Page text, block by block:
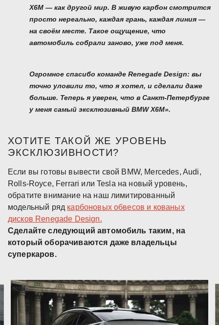
X6M — как другой мир. В живую карбон смотрится
просто нереально, каждая грань, каждая линия —
на своём месте. Такое ощущение, что
автомобиль собрали заново, уже под меня.
Огромное спасибо команде Renegade Design: вы
точно уловили то, что я хотел, и сделали даже
больше. Теперь я уверен, что в Санкт-Петербурге
у меня самый эксклюзивный BMW X6M».
ХОТИТЕ ТАКОЙ ЖЕ УРОВЕНЬ
ЭКСКЛЮЗИВНОСТИ?
Если вы готовы вывести свой BMW, Mercedes, Audi,
Rolls-Royce, Ferrari или Tesla на новый уровень,
обратите внимание на наш лимитированный
модельный ряд карбоновых обвесов и кованых
дисков Renegade Design.
Сделайте следующий автомобиль таким, на
который оборачиваются даже владельцы
суперкаров.